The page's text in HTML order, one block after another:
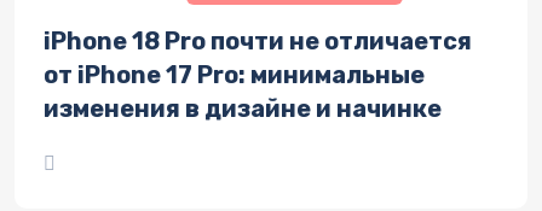
iPhone 18 Pro почти не отличается
от iPhone 17 Pro: минимальные
изменения в дизайне и начинке